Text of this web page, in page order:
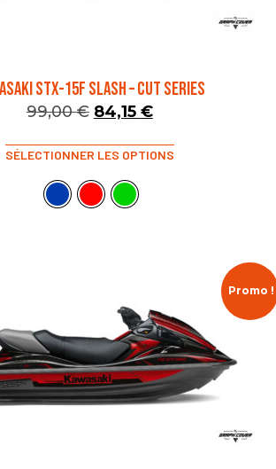
STX-15F SLASH – CUT SERIES
99,00€ 84,15 €
SÉLECTIONNER LES OPTIONS
Promo !